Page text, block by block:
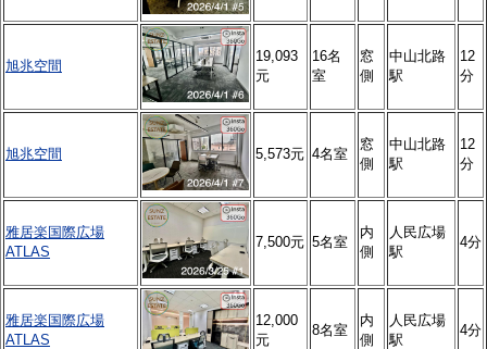
旭兆空間
19,093
元
16名
室
窓
側
中山北路
駅
12
分
旭兆空間 5,573元 4名室
窓
側
中山北路
駅
12
分
雅居楽国際広場
ATLAS
7,500元 5名室
内
側
人民広場
駅
4分
雅居楽国際広場
ATLAS
12,000
元
8名室
内
側
人民広場
駅
4分